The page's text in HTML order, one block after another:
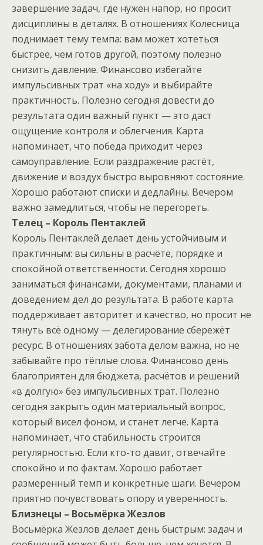
завершение задач, где нужен напор, но просит
дисциплины в деталях. В отношениях Колесница
поднимает тему темпа: вам может хотеться
быстрее, чем готов другой, поэтому полезно
снизить давление. Финансово избегайте
импульсивных трат «на ходу» и выбирайте
практичность. Полезно сегодня довести до
результата один важный пункт — это даст
ощущение контроля и облегчения. Карта
напоминает, что победа приходит через
самоуправление. Если раздражение растёт,
движение и воздух быстро выровняют состояние.
Хорошо работают списки и дедлайны. Вечером
важно замедлиться, чтобы не перегореть.
Телец – Король Пентаклей
Король Пентаклей делает день устойчивым и
практичным: вы сильны в расчёте, порядке и
спокойной ответственности. Сегодня хорошо
заниматься финансами, документами, планами и
доведением дел до результата. В работе карта
поддерживает авторитет и качество, но просит не
тянуть всё одному — делегирование сбережёт
ресурс. В отношениях забота делом важна, но не
забывайте про тёплые слова. Финансово день
благоприятен для бюджета, расчётов и решений
«в долгую» без импульсивных трат. Полезно
сегодня закрыть один материальный вопрос,
который висел фоном, и станет легче. Карта
напоминает, что стабильность строится
регулярностью. Если кто-то давит, отвечайте
спокойно и по фактам. Хорошо работает
размеренный темп и конкретные шаги. Вечером
приятно почувствовать опору и уверенность.
Близнецы – Восьмёрка Жезлов
Восьмёрка Жезлов делает день быстрым: задач и